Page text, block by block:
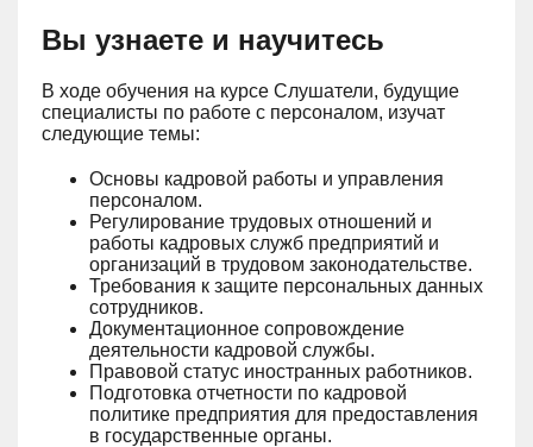
Вы узнаете и научитесь
В ходе обучения на курсе Слушатели, будущие
специалисты по работе с персоналом, изучат
следующие темы:
Основы кадровой работы и управления
персоналом.
Регулирование трудовых отношений и
работы кадровых служб предприятий и
организаций в трудовом законодательстве.
Требования к защите персональных данных
сотрудников.
Документационное сопровождение
деятельности кадровой службы.
Правовой статус иностранных работников.
Подготовка отчетности по кадровой
политике предприятия для предоставления
в государственные органы.